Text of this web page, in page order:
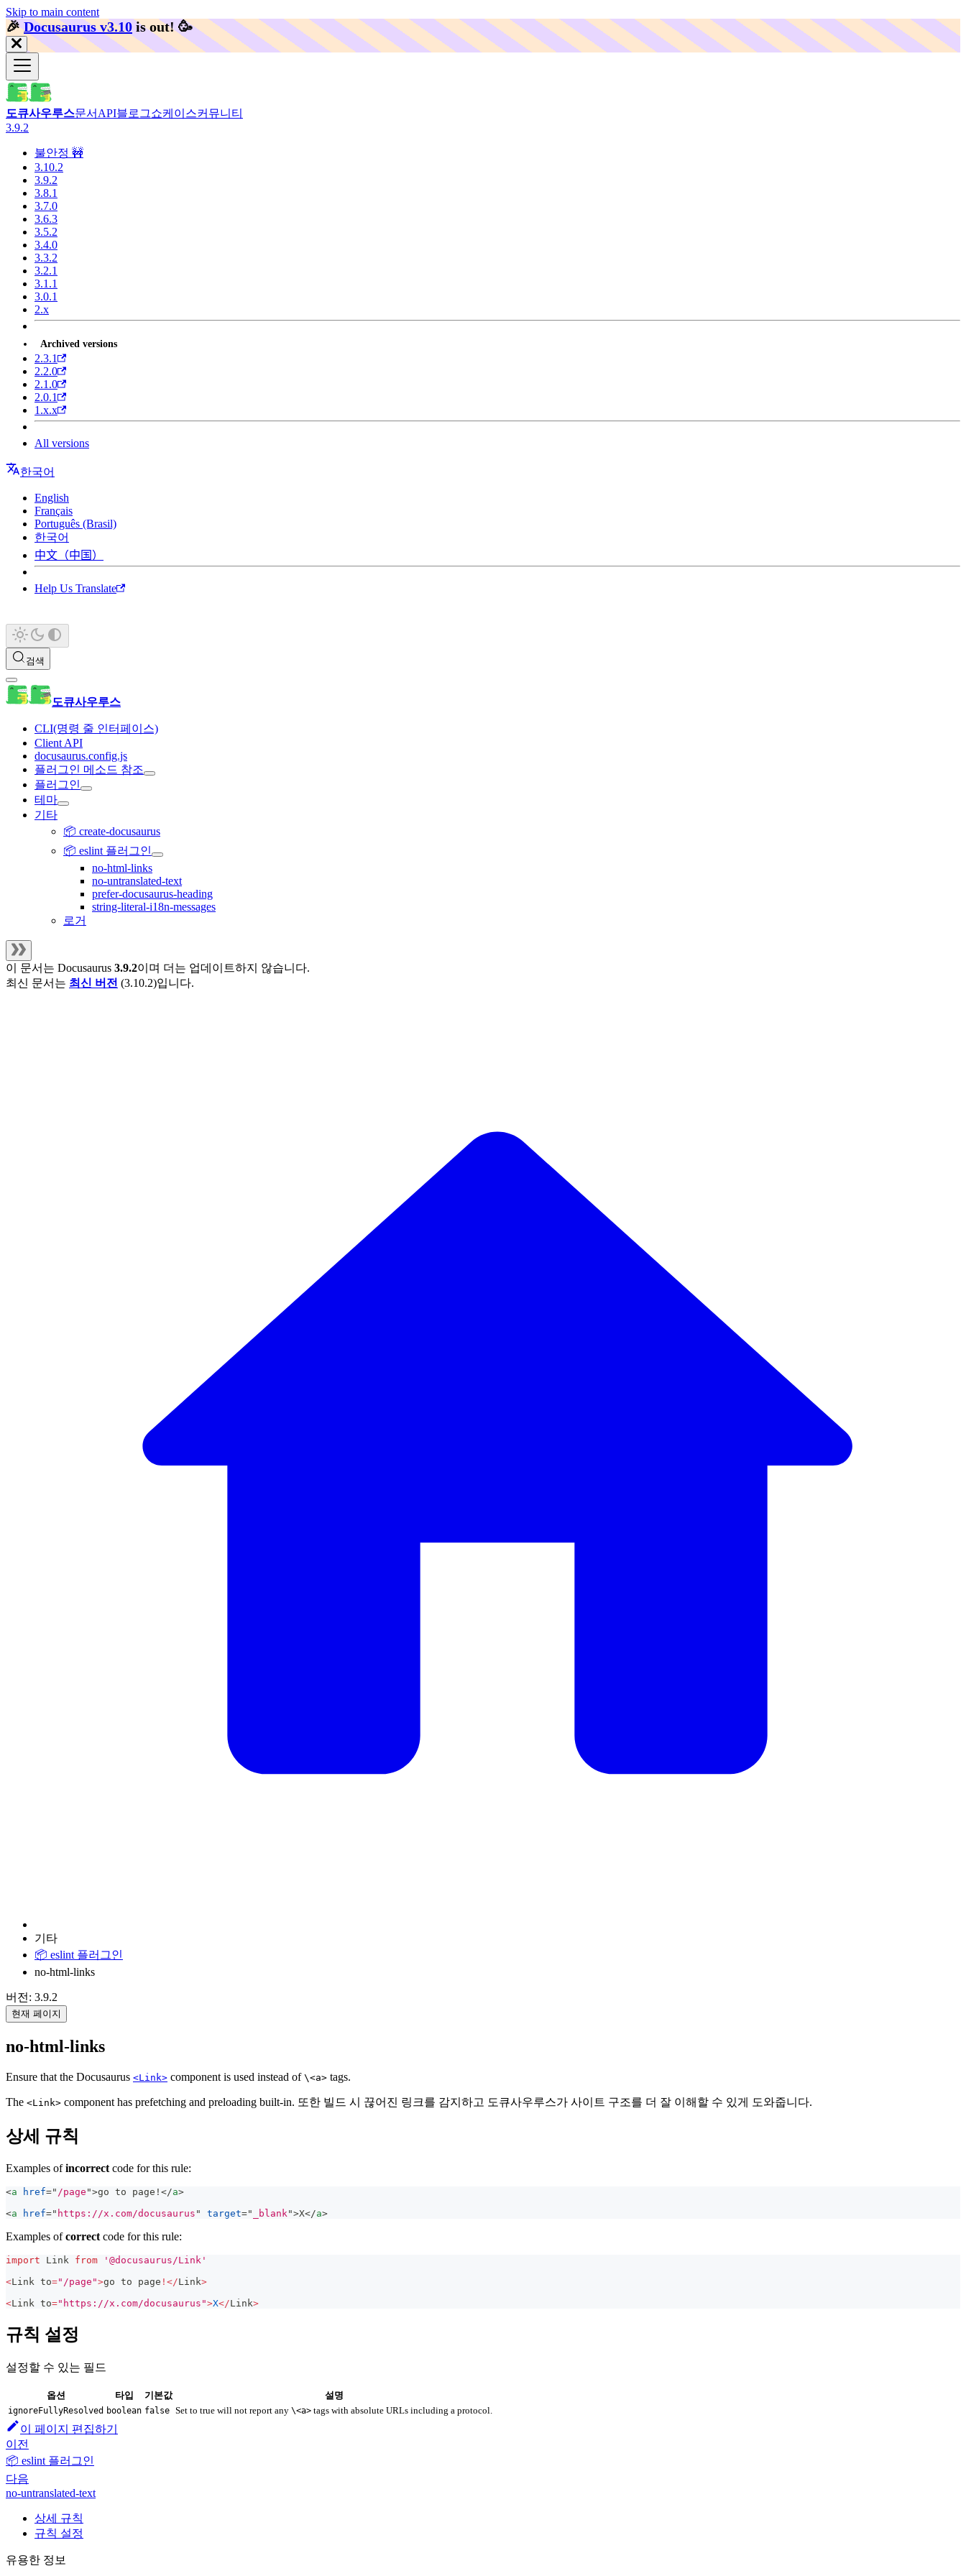
Skip to main content
🎉️Docusaurus v3.10 is out! 🥳️
도큐사우루스문서 API블로그쇼케이스커뮤니티
3.9.2
불안정 🚧
3.10.2
3.9.2
3.8.1
3.7.0
3.6.3
3.5.2
3.4.0
3.3.2
3.2.1
3.1.1
3.0.1
2.x
Archived versions
2.3.1
2.2.0
2.1.0
2.0.1
1.x.x
All versions
한국어
English
Français
Português (Brasil)
한국어
中文（中国）
Help Us Translate
검색
도큐사우루스
CLI(명령 줄 인터페이스)
Client API
docusaurus.config.js
플러그인 메소드 참조
플러그인
테마
기타
📦 create-docusaurus
📦 eslint 플러그인
no-html-links
no-untranslated-text
prefer-docusaurus-heading
string-literal-i18n-messages
로거
이 문서는 Docusaurus 3.9.2이며 더는 업데이트하지 않습니다.
최신 문서는 최신 버전 (3.10.2)입니다.
기타
📦 eslint 플러그인
no-html-links
버전: 3.9.2
현재 페이지
no-html-links
Ensure that the Docusaurus <Link> component is used instead of \<a> tags.
The <Link> component has prefetching and preloading built-in. 또한 빌드 시 끊어진 링크를 감지하고 도큐사우루스가 사이트 구조를 더 잘 이해할 수 있게 도와줍니다.
상세 규칙
Examples ofincorrect code for this rule:
<a href=" /page ">go to page! </a>
<a href=" https://x.com/docusaurus " target=" _blank ">X</a>
Examples ofcorrect code for this rule:
import Link from
'@docusaurus/Link'
<Link to="/page">go to page ! </Link>
<Link to="https://x.com/docusaurus">X</Link>
규칙 설정
설정할 수 있는 필드
옵션 타입 기본값 설명
ignoreFullyResolved boolean false Set to true will not report any \<a> tags with absolute URLs including a protocol.
이 페이지 편집하기
이전
📦 eslint 플러그인
다음
no-untranslated-text
상세 규칙
규칙 설정
유용한 정보